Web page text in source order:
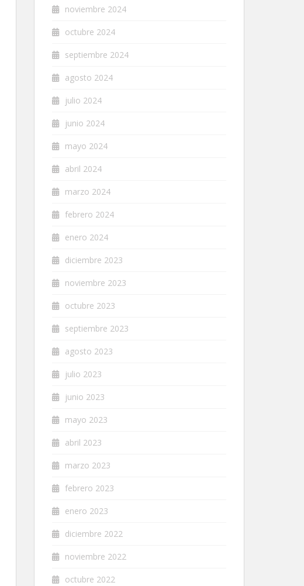
noviembre 2024
octubre 2024
septiembre 2024
agosto 2024
julio 2024
junio 2024
mayo 2024
abril 2024
marzo 2024
febrero 2024
enero 2024
diciembre 2023
noviembre 2023
octubre 2023
septiembre 2023
agosto 2023
julio 2023
junio 2023
mayo 2023
abril 2023
marzo 2023
febrero 2023
enero 2023
diciembre 2022
noviembre 2022
octubre 2022